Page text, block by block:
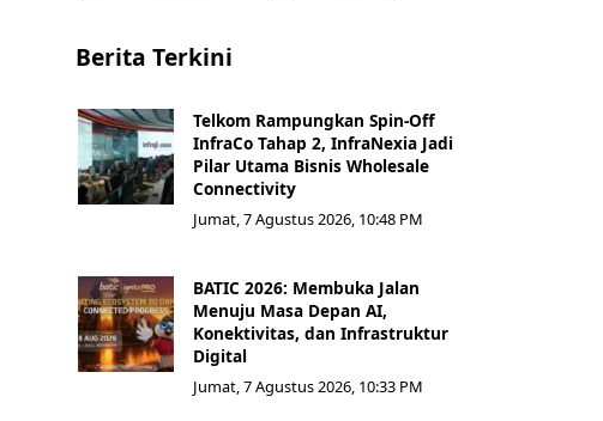
Berita Terkini
Telkom Rampungkan Spin-Off
InfraCo Tahap 2, InfraNexia Jadi
Pilar Utama Bisnis Wholesale
Connectivity
Jumat, 7 Agustus 2026, 10:48 PM
BATIC 2026: Membuka Jalan
Menuju Masa Depan AI,
Konektivitas, dan Infrastruktur
Digital
Jumat, 7 Agustus 2026, 10:33 PM